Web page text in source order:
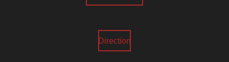
Direction